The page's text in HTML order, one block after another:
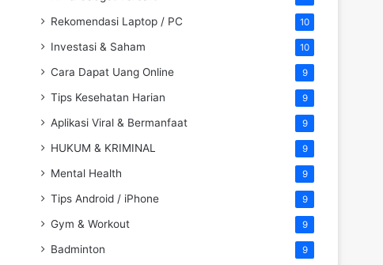
Rekomendasi Laptop / PC 10
Investasi & Saham 10
Cara Dapat Uang Online 9
Tips Kesehatan Harian 9
Aplikasi Viral & Bermanfaat 9
HUKUM & KRIMINAL 9
Mental Health 9
Tips Android / iPhone 9
Gym & Workout 9
Badminton 9